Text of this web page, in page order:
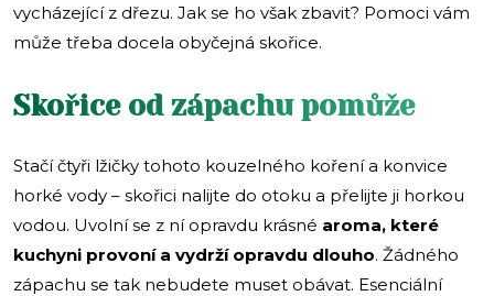
vycházející z dřezu. Jak se ho však zbavit? Pomoci vám
může třeba docela obyčejná skořice.
Skořice od zápachu pomůže
Stačí čtyři lžičky tohoto kouzelného koření a konvice
horké vody – skořici nalijte do otoku a přelijte ji horkou
vodou. Uvolní se z ní opravdu krásné aroma, které
kuchyni provoní a vydrží opravdu dlouho. Žádného
zápachu se tak nebudete muset obávat. Esenciální